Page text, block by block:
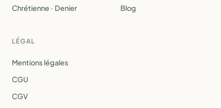
Chrétienne · Denier
Blog
LÉGAL
Mentions légales
CGU
CGV